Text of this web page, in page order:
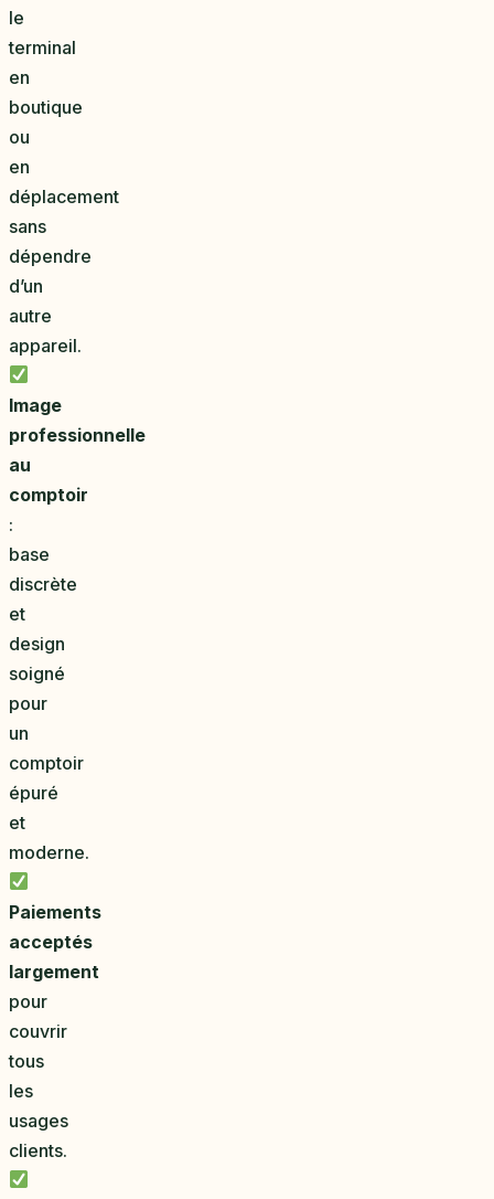
le
terminal
en
boutique
ou
en
déplacement
sans
dépendre
d’un
autre
appareil.
Image
professionnelle
au
comptoir
:
base
discrète
et
design
soigné
pour
un
comptoir
épuré
et
moderne.
Paiements
acceptés
largement
pour
couvrir
tous
les
usages
clients.